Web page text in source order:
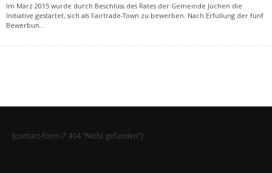
Im März 2015 wurde durch Beschluss des Rates der Gemeinde Jüchen die
Initiative gestartet, sich als Fairtrade-Town zu bewerben. Nach Erfüllung der fünf
Bewerbun
[contact-form-7 404 "Nicht gefunden"]